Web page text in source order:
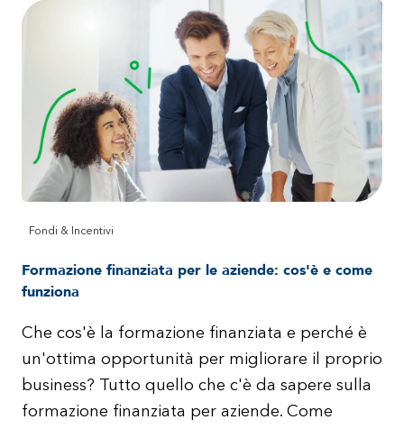
Fondi & Incentivi
Formazione finanziata per le aziende: cos'è e come
funziona
Che cos'è la formazione finanziata e perché è
un'ottima opportunità per migliorare il proprio
business? Tutto quello che c'è da sapere sulla
formazione finanziata per aziende. Come